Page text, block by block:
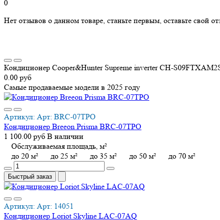
0
Нет отзывов о данном товаре, станьте первым, оставьте свой
Кондиционер Cooper&Hunter Supreme inverter CH-
0.00 руб
Самые продаваемые модели в 2025 году
Артикул: Арт: BRC-07TPO
Кондиционер Breeon Prisma BRC-07TPO
1 100.00 руб В наличии
Обслуживаемая площадь, м²
до 20 м²
до 25 м² до 35 м² до 50 м² до 70 м²
Быстрый заказ
Артикул: Арт: 14051
Кондиционер Loriot Skyline LAC-07AQ